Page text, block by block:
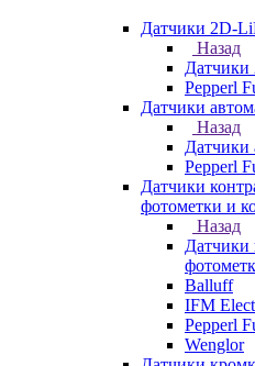
Датчики 2D-
Назад
Pepperl
Датчики
Назад
Датчики
Pepperl
Датчики
фотометки и
Назад
Датчики
Balluff
IFM
Pepperl
Wenglor